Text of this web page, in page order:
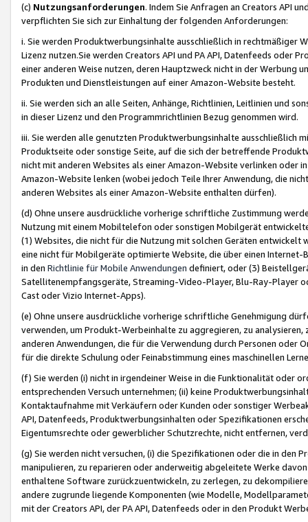
(c) Nutzungsanforderungen. Indem Sie Anfragen an Creators API
verpflichten Sie sich zur Einhaltung der folgenden Anforderungen:
i. Sie werden Produktwerbungsinhalte ausschließlich in rechtmäßiger
Lizenz nutzen.Sie werden Creators API und PA API, Datenfeeds oder
einer anderen Weise nutzen, deren Hauptzweck nicht in der Werbung
Produkten und Dienstleistungen auf einer Amazon-Website besteht.
ii. Sie werden sich an alle Seiten, Anhänge, Richtlinien, Leitlinien und
in dieser Lizenz und den Programmrichtlinien Bezug genommen wird.
iii. Sie werden alle genutzten Produktwerbungsinhalte ausschließlich
Produktseite oder sonstige Seite, auf die sich der betreffende
nicht mit anderen Websites als einer Amazon-Website verlinken oder
Amazon-Website lenken (wobei jedoch Teile Ihrer Anwendung, die
anderen Websites als einer Amazon-Website enthalten dürfen).
(d) Ohne unsere ausdrückliche vorherige schriftliche Zustimmung
Nutzung mit einem Mobiltelefon oder sonstigen Mobilgerät
(1) Websites, die nicht für die Nutzung mit solchen Geräten
eine nicht für Mobilgeräte optimierte Website, die über einen
in den Richtlinie für Mobile Anwendungen definiert, oder (3)
Satellitenempfangsgeräte, Streaming-Video-Player, Blu-Ray-Player
Cast oder Vizio Internet-Apps).
(e) Ohne unsere ausdrückliche vorherige schriftliche Genehmigung
verwenden, um Produkt-Werbeinhalte zu aggregieren, zu
anderen Anwendungen, die für die Verwendung durch Personen
für die direkte Schulung oder Feinabstimmung eines maschinellen
(f) Sie werden (i) nicht in irgendeiner Weise in die Funktionalität oder
entsprechenden Versuch unternehmen; (ii) keine
Kontaktaufnahme mit Verkäufern oder Kunden oder sonstiger
API, Datenfeeds, Produktwerbungsinhalten oder Spezifikationen
Eigentumsrechte oder gewerblicher Schutzrechte, nicht entfernen,
(g) Sie werden nicht versuchen, (i) die Spezifikationen oder die in
manipulieren, zu reparieren oder anderweitig abgeleitete Werke
enthaltene Software zurückzuentwickeln, zu zerlegen, zu
andere zugrunde liegende Komponenten (wie Modelle,
mit der Creators API, der PA API, Datenfeeds oder in den Produkt